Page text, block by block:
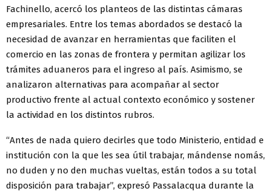
Fachinello, acercó los planteos de las distintas cámaras
empresariales. Entre los temas abordados se destacó la
necesidad de avanzar en herramientas que faciliten el
comercio en las zonas de frontera y permitan agilizar los
trámites aduaneros para el ingreso al país. Asimismo, se
analizaron alternativas para acompañar al sector
productivo frente al actual contexto económico y sostener
la actividad en los distintos rubros.
“Antes de nada quiero decirles que todo Ministerio, entidad e
institución con la que les sea útil trabajar, mándense nomás,
no duden y no den muchas vueltas, están todos a su total
disposición para trabajar”, expresó Passalacqua durante la